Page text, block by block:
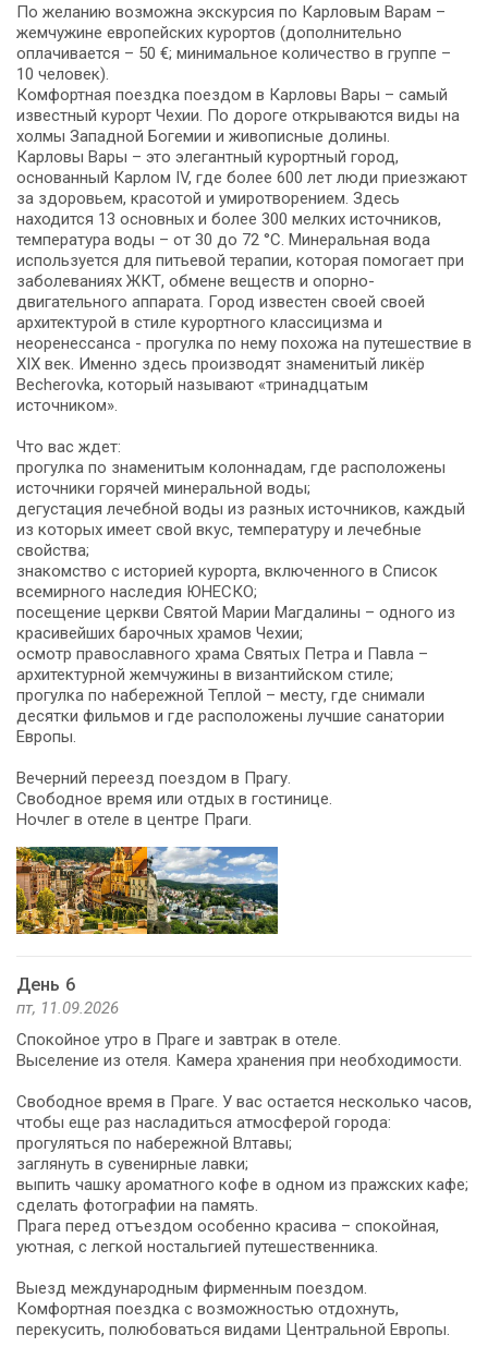
По желанию возможна экскурсия по Карловым Варам –
жемчужине европейских курортов (дополнительно
оплачивается – 50 €; минимальное количество в группе –
10 человек).
Комфортная поездка поездом в Карловы Вары – самый
известный курорт Чехии. По дороге открываются виды на
холмы Западной Богемии и живописные долины.
Карловы Вары – это элегантный курортный город,
основанный Карлом IV, где более 600 лет люди приезжают
за здоровьем, красотой и умиротворением. Здесь
находится 13 основных и более 300 мелких источников,
температура воды – от 30 до 72 °С. Минеральная вода
используется для питьевой терапии, которая помогает при
заболеваниях ЖКТ, обмене веществ и опорно-
двигательного аппарата. Город известен своей своей
архитектурой в стиле курортного классицизма и
неоренессанса - прогулка по нему похожа на путешествие в
XIX век. Именно здесь производят знаменитый ликёр
Becherovka, который называют «тринадцатым
источником».
Что вас ждет:
прогулка по знаменитым колоннадам, где расположены
источники горячей минеральной воды;
дегустация лечебной воды из разных источников, каждый
из которых имеет свой вкус, температуру и лечебные
свойства;
знакомство с историей курорта, включенного в Список
всемирного наследия ЮНЕСКО;
посещение церкви Святой Марии Магдалины – одного из
красивейших барочных храмов Чехии;
осмотр православного храма Святых Петра и Павла –
архитектурной жемчужины в византийском стиле;
прогулка по набережной Теплой – месту, где снимали
десятки фильмов и где расположены лучшие санатории
Европы.
Вечерний переезд поездом в Прагу.
Свободное время или отдых в гостинице.
Ночлег в отеле в центре Праги.
День 6
пт, 11.09.2026
Спокойное утро в Праге и завтрак в отеле.
Выселение из отеля. Камера хранения при необходимости.
Свободное время в Праге. У вас остается несколько часов,
чтобы еще раз насладиться атмосферой города:
прогуляться по набережной Влтавы;
заглянуть в сувенирные лавки;
выпить чашку ароматного кофе в одном из пражских кафе;
сделать фотографии на память.
Прага перед отъездом особенно красива – спокойная,
уютная, с легкой ностальгией путешественника.
Выезд международным фирменным поездом.
Комфортная поездка с возможностью отдохнуть,
перекусить, полюбоваться видами Центральной Европы.